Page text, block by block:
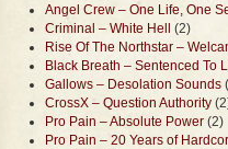
Angel Crew – One Life, One
Criminal – White Hell (2)
Rise Of The Northstar –
Black Breath – Sentenced To
Gallows – Desolation Sounds
CrossX – Question Authority
Pro Pain – Absolute Power (2)
Pro Pain – 20 Years of